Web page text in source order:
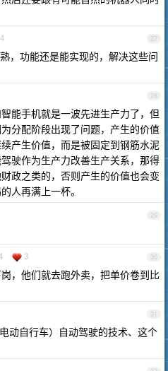
27
，功能还是能实现的，解决这些问
28
能手机就是一波先进生产力了，但
分配阶段出现了问题，产生的价值
产生价值，而是被固定到钢筋水泥
驶作为生产力改善生产关系，那得
政之类的，否则产生的价值也会变
人再满上一杯。
29
30
3
，他们就去跑外卖，把单价卷到比
31
动自行车）自动驾驶的技术、这个